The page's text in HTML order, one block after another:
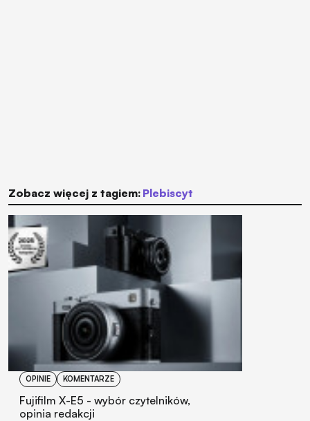
Zobacz więcej z tagiem: plebiscyt
OPINIE KOMENTARZE
Fujifilm X-E5 - wybór czytelników,
opinia redakcji